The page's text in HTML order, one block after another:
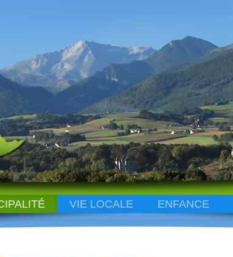
VIE LOCALE ENFANCE